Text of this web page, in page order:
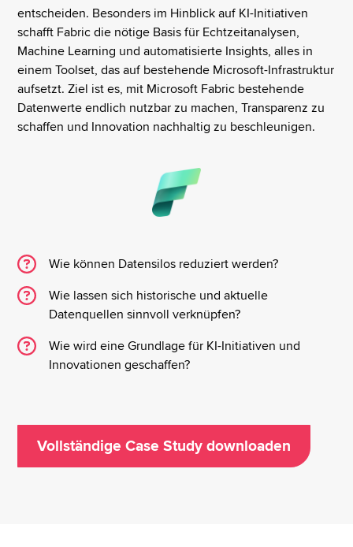
entscheiden. Besonders im Hinblick auf KI-Initiativen
schafft Fabric die nötige Basis für Echtzeitanalysen,
Machine Learning und automatisierte Insights, alles in
einem Toolset, das auf bestehende Microsoft-Infrastruktur
aufsetzt. Ziel ist es, mit Microsoft Fabric bestehende
Datenwerte endlich nutzbar zu machen, Transparenz zu
schaffen und Innovation nachhaltig zu beschleunigen.
Wie können Datensilos reduziert werden?
Wie lassen sich historische und aktuelle
Datenquellen sinnvoll verknüpfen?
Wie wird eine Grundlage für KI-Initiativen und
Innovationen geschaffen?
Vollständige Case Study downloaden